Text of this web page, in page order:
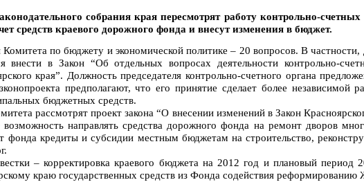
собрания края пересмотрят работу контрольно-
средств краевого дорожного фонда и внесут изменения в бюджет.
Комитета по бюджету и экономической политике – 20 вопросов. В частности,
внести в Закон “Об отдельных вопросах деятельности контрольно-
края”. Должность председателя контрольно-счетного органа
предполагают, что его принятие сделает более независимой
бюджетных средств.
рассмотрят проект закона “О внесении изменений в Закон
направлять средства дорожного фонда на ремонт дворов
фонда кредиты и субсидии местным бюджетам на строительство,
– корректировка краевого бюджета на 2012 год и плановый период
краю государственных средств из Фонда содействия